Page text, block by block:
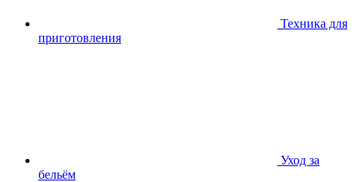
Техника для
приготовления
Уход за
бельём